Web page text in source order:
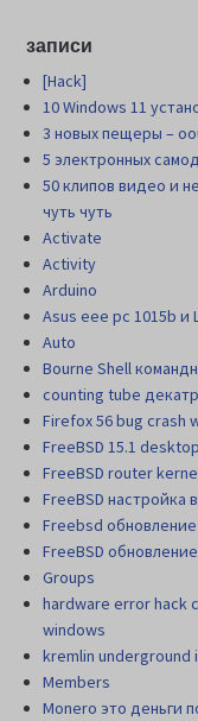
записи
[Hack]
10 Windows 11
3 новых пещеры –
5 электронных
50 клипов видео и
чуть чуть
Activate
Activity
Arduino
Asus eee pc 1015b и
Auto
Bourne Shell
counting tube
Firefox 56 bug crash
FreeBSD 15.1
FreeBSD router
FreeBSD настройка
Freebsd
FreeBSD
Groups
hardware error hack
windows
kremlin
Members
Monero это деньги